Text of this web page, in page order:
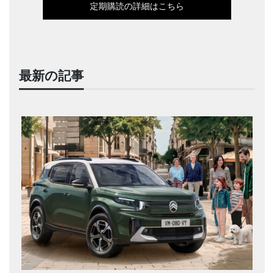
定期購読の詳細はこちら
最新の記事